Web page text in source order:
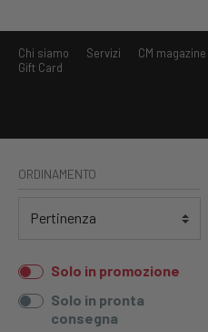
Chi siamo Servizi CM magazine
Gift Card
ORDINAMENTO
Solo in promozione
Solo in pronta
consegna